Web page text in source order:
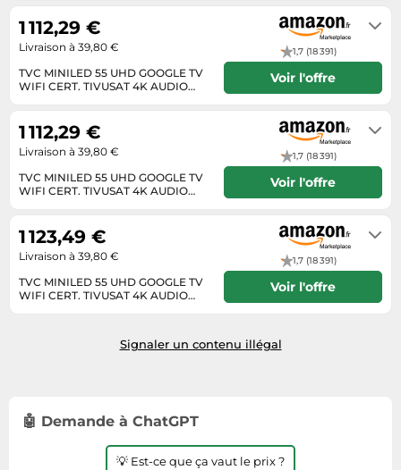
Tablettes tactiles
Tondeuses cheveux & barbe
Téléphonie
Télévision & vidéo
Électroménager
TVC MINILED 55 UHD GOOGLE TV
WIFI CERT. TIVUSAT 4K AUDIO
1,7 (18 391)
1 112,29 €
Livraison à 39,80 €
Voir l'offre
TVC MINILED 55 UHD GOOGLE TV
WIFI CERT. TIVUSAT 4K AUDIO
1,7 (18 391)
1 112,29 €
Livraison à 39,80 €
Voir l'offre
TVC MINILED 55 UHD GOOGLE TV
WIFI CERT. TIVUSAT 4K AUDIO
1,7 (18 391)
1 123,49 €
Livraison à 39,80 €
Voir l'offre
Signaler un contenu illégal
🤖 Demande à ChatGPT
💡 Est-ce que ça vaut le prix ?